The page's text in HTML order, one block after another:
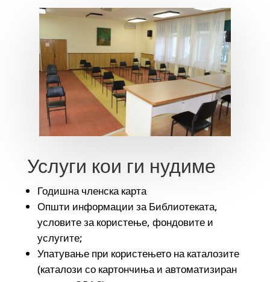
Услуги кои ги нудиме
Годишна членска карта
Општи информации за Библиотеката,
условите за користење, фондовите и
услугите;
Упатување при користењето на каталозите
(каталози со картончиња и автоматизиран